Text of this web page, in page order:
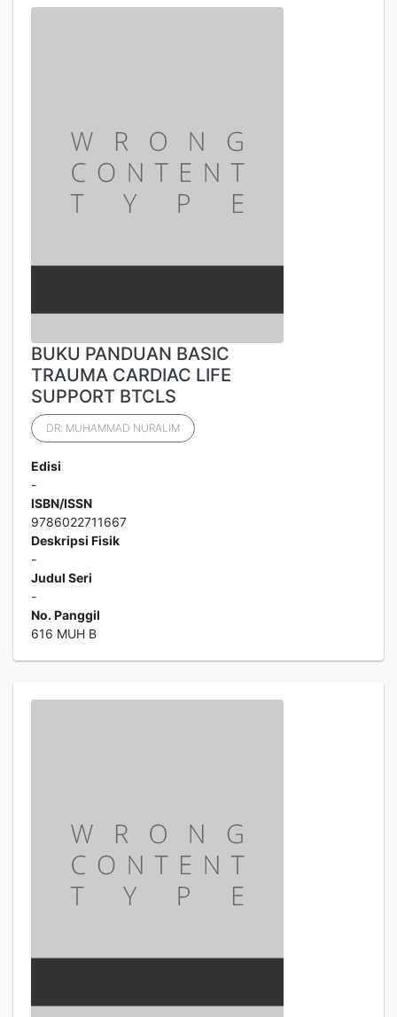
BUKU PANDUAN BASIC
TRAUMA CARDIAC LIFE
SUPPORT BTCLS
DR. MUHAMMAD NURALIM
Edisi
-
ISBN/ISSN
9786022711667
Deskripsi Fisik
-
Judul Seri
-
No. Panggil
616 MUH B